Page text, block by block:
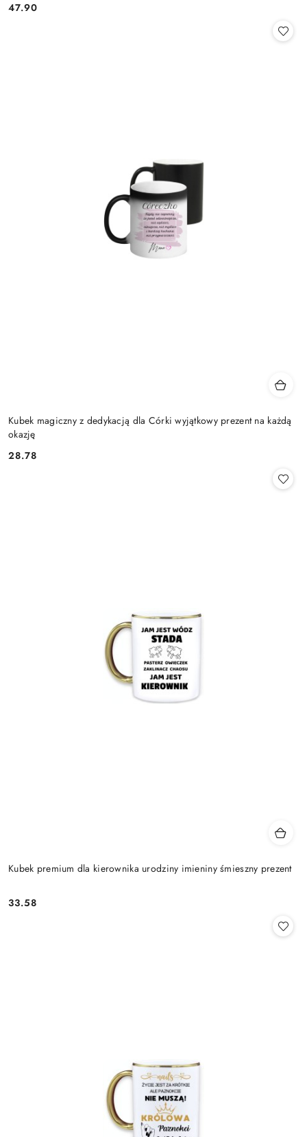
Cena:
47.90
Kubek magiczny z dedykacją dla Córki wyjątkowy prezent na każdą
okazję
Cena:
28.78
Kubek premium dla kierownika urodziny imieniny śmieszny prezent
Cena:
33.58